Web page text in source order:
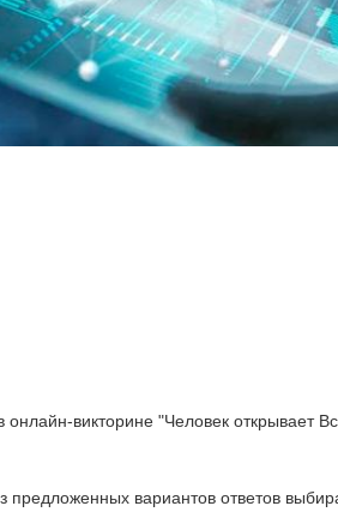
викторине "Человек открывает
предложенных вариантов ответов